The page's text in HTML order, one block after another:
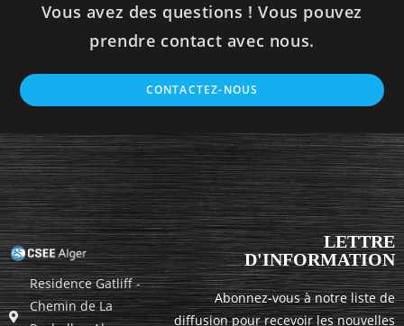
Vous avez des questions ! Vous pouvez
prendre contact avec nous.
CONTACTEZ-NOUS
Residence Gatliff -
Chemin de La
LETTRE
D'INFORMATION
Abonnez-vous à notre liste de
diffusion pour recevoir les nouvelles